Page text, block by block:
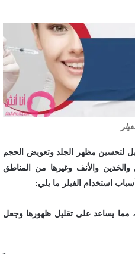
لتحسين مظهر الجلد وتعويض الحجم
والخدين والأنف وغيرها من المناطق
استخدام الفيلر ما يلي:
مما يساعد على تقليل ظهورها وجعل